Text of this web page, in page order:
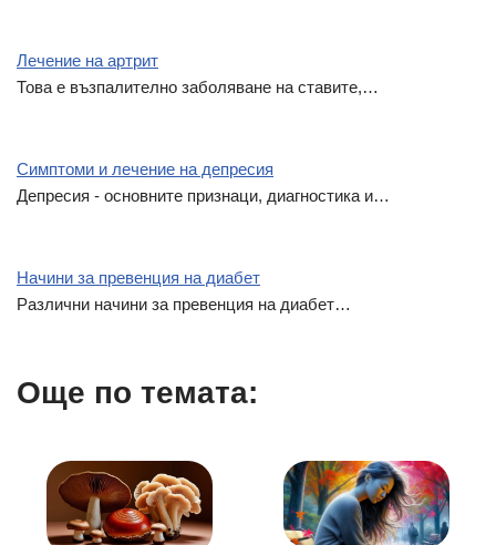
Лечение на артрит
Това е възпалително заболяване на ставите,…
Симптоми и лечение на депресия
Депресия - основните признаци, диагностика и…
Начини за превенция на диабет
Различни начини за превенция на диабет…
Още по темата: